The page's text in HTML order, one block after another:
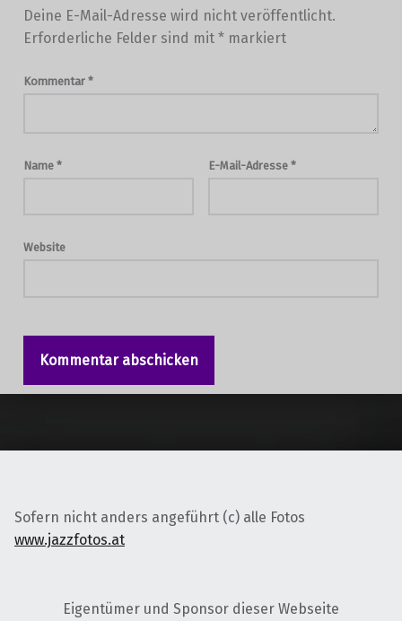
Deine E-Mail-Adresse wird nicht veröffentlicht.
Erforderliche Felder sind mit *markiert
Kommentar *
Name * E-Mail-Adresse *
Website
Sofern nicht anders angeführt (c) alle Fotos
www.jazzfotos.at
Eigentümer und Sponsor dieser Webseite